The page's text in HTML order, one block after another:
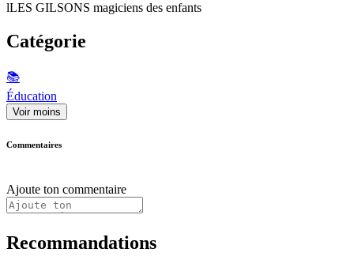
lLES GILSONS magiciens des enfants
Catégorie
📚
Éducation
Voir moins
Commentaires
Ajoute ton commentaire
Recommandations